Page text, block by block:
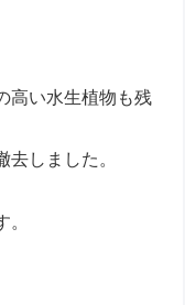
高い水生植物も残
しました。